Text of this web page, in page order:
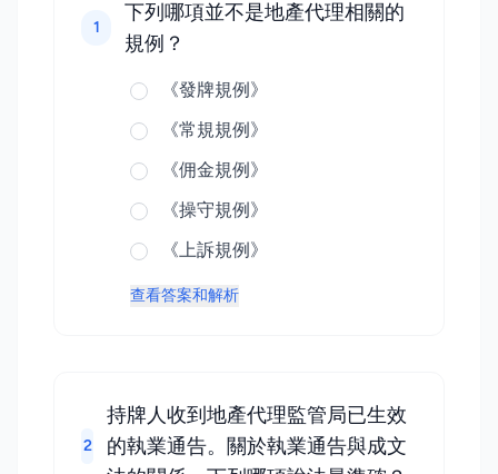
1
下列哪項並不是地產代理相關的
規例？
《發牌規例》
《常規規例》
《佣金規例》
《操守規例》
《上訴規例》
查看答案和解析
2
持牌人收到地產代理監管局已生效
的執業通告。關於執業通告與成文